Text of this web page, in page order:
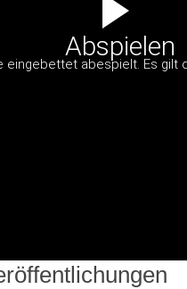
Abspielen
eingebettet abespielt. Es gilt